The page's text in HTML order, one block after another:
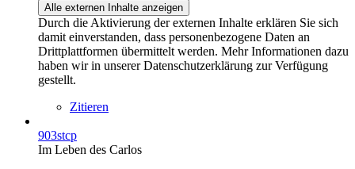
Alle externen Inhalte anzeigen
Durch die Aktivierung der externen Inhalte erklären Sie sich
damit einverstanden, dass personenbezogene Daten an
Drittplattformen übermittelt werden. Mehr Informationen dazu
haben wir in unserer Datenschutzerklärung zur Verfügung
gestellt.
Zitieren
903stcp
Im Leben des Carlos